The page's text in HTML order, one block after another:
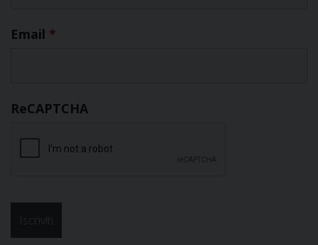
Email *
ReCAPTCHA